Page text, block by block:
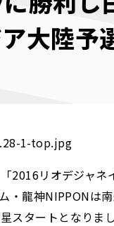
大陸予
2016リオデジャ
龍神NIPPONは
スタートとなりまし